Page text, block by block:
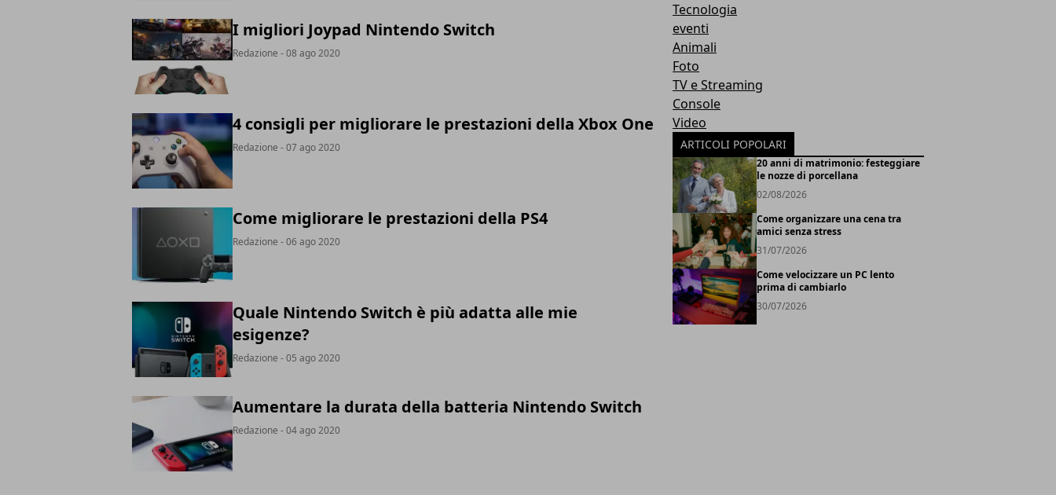
I migliori Joypad Nintendo Switch
Redazione - 08 ago 2020
4 consigli per migliorare le prestazioni della Xbox One
Redazione - 07 ago 2020
Come migliorare le prestazioni della PS4
Redazione - 06 ago 2020
Quale Nintendo Switch è più adatta alle mie
esigenze?
Redazione - 05 ago 2020
Aumentare la durata della batteria Nintendo Switch
Redazione - 04 ago 2020
Tecnologia
eventi
Animali
Foto
TV e Streaming
Console
Video
ARTICOLI POPOLARI
20 anni di matrimonio: festeggiare
le nozze di porcellana
02/08/2026
Come organizzare una cena tra
amici senza stress
31/07/2026
Come velocizzare un PC lento
prima di cambiarlo
30/07/2026